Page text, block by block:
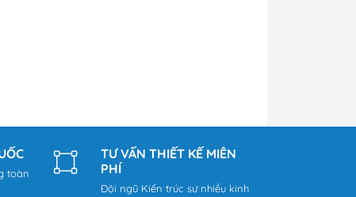
toàn
TƯ VẤN THIẾT KẾ MIỄN
PHÍ
Đội ngũ Kiến trúc sư nhiều kinh